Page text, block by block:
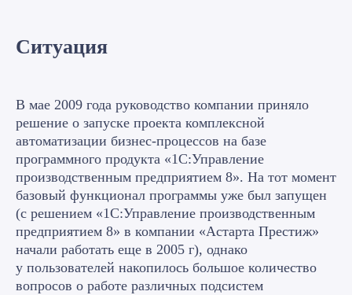
Ситуация
В мае 2009 года руководство компании приняло
решение о запуске проекта комплексной
автоматизации бизнес-процессов на базе
программного продукта «1С:Управление
производственным предприятием 8». На тот момент
базовый функционал программы уже был запущен
(с решением «1С:Управление производственным
предприятием 8» в компании «Астарта Престиж»
начали работать еще в 2005 г), однако
у пользователей накопилось большое количество
вопросов о работе различных подсистем